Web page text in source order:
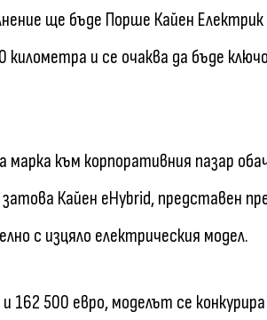
ще бъде Порше Кайен
и се очаква да бъде
към корпоративния пазар
Кайен eHybrid, представен
с изцяло електрическия модел.
162 500 евро, моделът се